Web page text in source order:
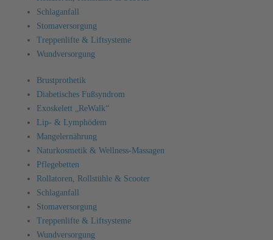
Schlaganfall
Stomaversorgung
Treppenlifte & Liftsysteme
Wundversorgung
Brustprothetik
Diabetisches Fußsyndrom
Exoskelett „ReWalk“
Lip- & Lymphödem
Mangelernährung
Naturkosmetik & Wellness-Massagen
Pflegebetten
Rollatoren, Rollstühle & Scooter
Schlaganfall
Stomaversorgung
Treppenlifte & Liftsysteme
Wundversorgung